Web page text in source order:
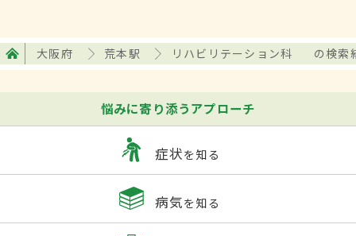
大阪府 荒本駅 リハビリテーション科 の検索
悩みに寄り添うアプローチ
症状を知る
病気を知る